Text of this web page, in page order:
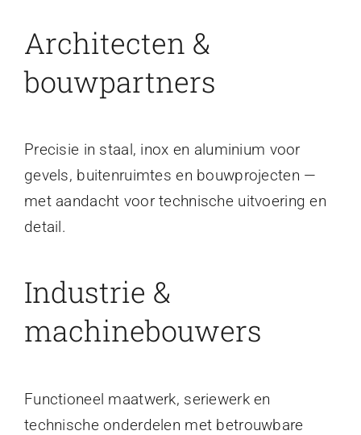
Architecten &
bouwpartners
Precisie in staal, inox en aluminium voor
gevels, buitenruimtes en bouwprojecten —
met aandacht voor technische uitvoering en
detail.
Industrie &
machinebouwers
Functioneel maatwerk, seriewerk en
technische onderdelen met betrouwbare